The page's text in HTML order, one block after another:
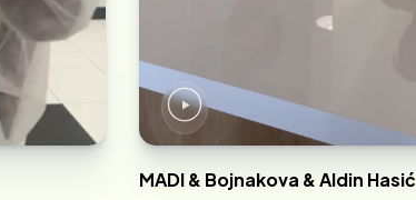
MADI & Bojnakova & Aldin Hasić